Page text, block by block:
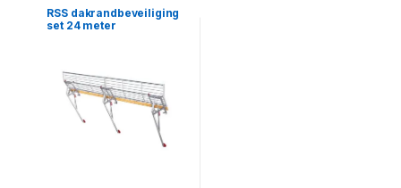
RSS dakrandbeveiliging
set 24 meter